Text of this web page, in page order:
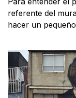
referente del
hacer un